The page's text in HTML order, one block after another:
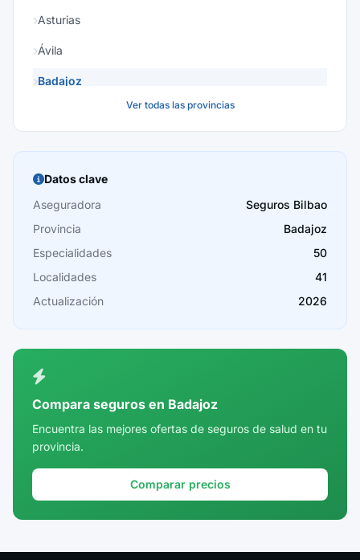
Asturias
Ávila
Badajoz
Burgos
Cáceres
Cádiz
Cantabria
Castellón
Córdoba
Cuenca
Girona
Ver todas las provincias
Datos clave
Aseguradora
Seguros Bilbao
Provincia
Badajoz
Especialidades
50
Localidades
41
Actualización
2026
Compara seguros en Badajoz
Encuentra las mejores ofertas de seguros de salud en tu
provincia.
Comparar precios